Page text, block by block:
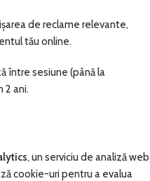
de reclame relevante,
tău online.
între sesiune (până la
2 ani.
, un serviciu de analiză web
cookie-uri pentru a evalua